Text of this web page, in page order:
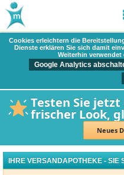
Cookies erleichtern die
Dienste erklären Sie sich damit
Weiterhin verwendet
Google Analytics
Testen Sie
frischer Look,
Neues
IHRE VERSANDAPOTHEKE - SIE